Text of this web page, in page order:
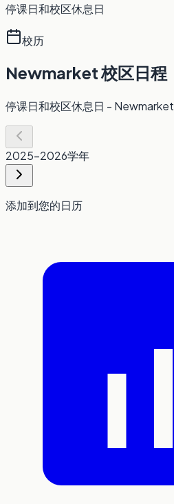
停课日和校区休息日
校历
Newmarket 校区日程
停课日和校区休息日 - Newmarket
2025-2026学年
添加到您的日历